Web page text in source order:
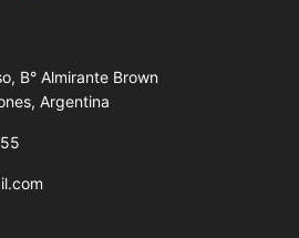
B° Almirante Brown
Argentina